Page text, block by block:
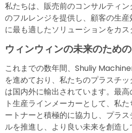
私たちは、販売前のコンサルティ
のフルレンジを提供し、顧客の生
に最も適したソリューションをカス
ウィンウィンの未来のため
これまでの数年間、Shuliy
を進めており、私たちのプラスチ
は国内外に輸出されています。最
ト生産ラインメーカーとして、私
ートナーと積極的に協力し、プラ
ルを推進し、より良い未来を創造し